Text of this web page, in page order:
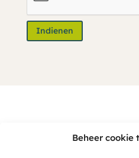
Beheer cookie
Indienen
Anderen